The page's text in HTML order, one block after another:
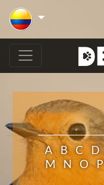
A B C D
M
N O P